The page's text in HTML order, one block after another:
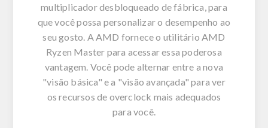
multiplicador desbloqueado de fábrica, para
que você possa personalizar o desempenho ao
seu gosto. A AMD fornece o utilitário AMD
Ryzen Master para acessar essa poderosa
vantagem. Você pode alternar entre a nova
"visão básica" e a "visão avançada" para ver
os recursos de overclock mais adequados
para você.